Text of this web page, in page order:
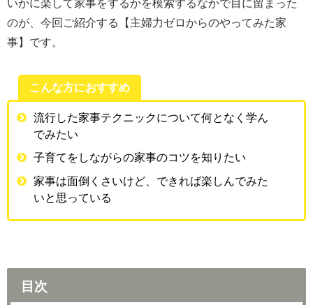
いかに楽して家事をするかを模索するなかで目に留まった
のが、今回ご紹介する【主婦力ゼロからのやってみた家
事】です。
こんな方におすすめ
流行した家事テクニックについて何となく学ん
でみたい
子育てをしながらの家事のコツを知りたい
家事は面倒くさいけど、できれば楽しんでみた
いと思っている
目次